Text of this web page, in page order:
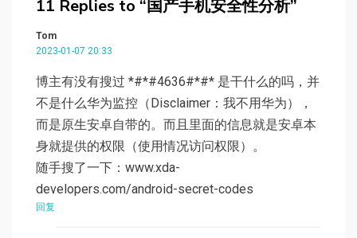
11 Replies to “国产手机安全性分析”
Tom
2023-01-07 20:33
博主有没有搜过 *#*#4636#*#* 是干什么的吗，并
不是什么华为监控（Disclaimer：我不用华为），
而是原生安卓自带的。而且里面的信息就是安卓本
身就提供的权限（使用情况访问权限）。
随手搜了一下：www.xda-
developers.com/android-secret-codes
回复